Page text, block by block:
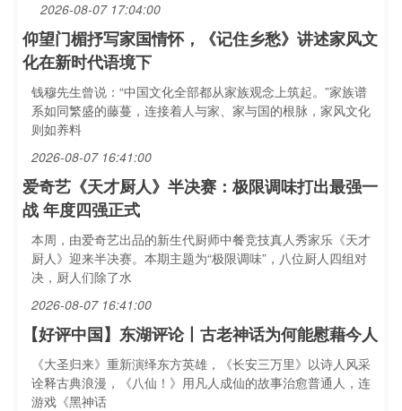
2026-08-07 17:04:00
仰望门楣抒写家国情怀，《记住乡愁》讲述家风文
化在新时代语境下
钱穆先生曾说：“中国文化全部都从家族观念上筑起。”家族谱
系如同繁盛的藤蔓，连接着人与家、家与国的根脉，家风文化
则如养料
2026-08-07 16:41:00
爱奇艺《天才厨人》半决赛：极限调味打出最强一
战 年度四强正式
本周，由爱奇艺出品的新生代厨师中餐竞技真人秀家乐《天才
厨人》迎来半决赛。本期主题为“极限调味”，八位厨人四组对
决，厨人们除了水
2026-08-07 16:41:00
【好评中国】东湖评论丨古老神话为何能慰藉今人
《大圣归来》重新演绎东方英雄，《长安三万里》以诗人风采
诠释古典浪漫，《八仙！》用凡人成仙的故事治愈普通人，连
游戏《黑神话